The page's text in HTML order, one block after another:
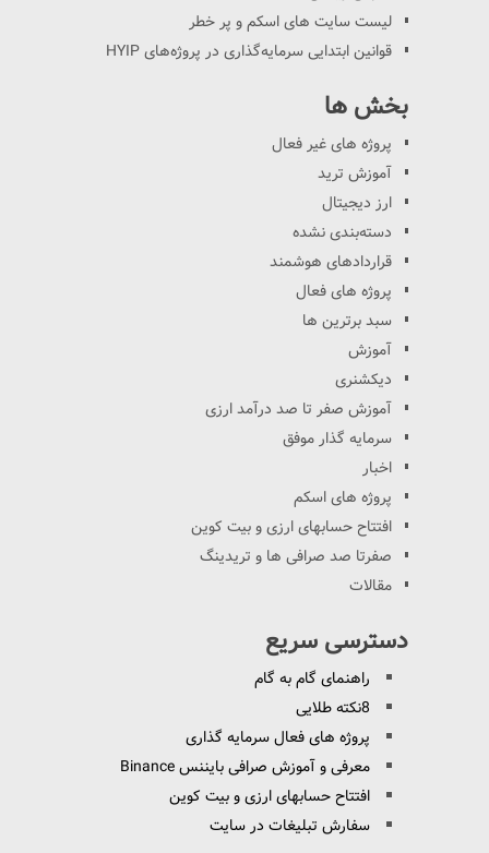
لیست سایت های اسکم و پر خطر
قوانین ابتدایی سرمایه‌گذاری در پروژه‌های HYIP
بخش ها
پروژه های غیر فعال
آموزش ترید
ارز دیجیتال
دسته‌بندی نشده
قراردادهای هوشمند
پروژه های فعال
سبد برترین ها
آموزش
دیکشنری
آموزش صفر تا صد درآمد ارزی
سرمایه گذار موفق
اخبار
پروژه های اسکم
افتتاح حسابهای ارزی و بیت کوین
صفرتا صد صرافی ها و تریدینگ
مقالات
دسترسی سریع
راهنمای گام به گام
8نکته طلایی
پروژه های فعال سرمایه گذاری
معرفی و آموزش صرافی بایننس Binance
افتتاح حسابهای ارزی و بیت کوین
سفارش تبلیغات در سایت